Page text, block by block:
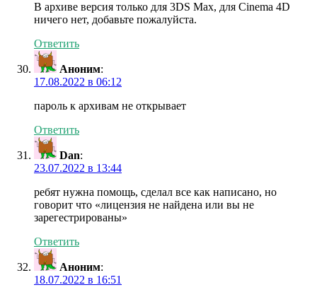
В архиве версия только для 3DS Max, для Cinema 4D
ничего нет, добавьте пожалуйста.
Ответить
Аноним:
17.08.2022 в 06:12
пароль к архивам не открывает
Ответить
Dan:
23.07.2022 в 13:44
ребят нужна помощь, сделал все как написано, но
говорит что «лицензия не найдена или вы не
зарегестрированы»
Ответить
Аноним:
18.07.2022 в 16:51